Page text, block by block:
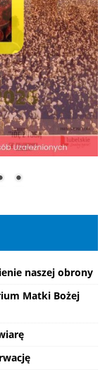
naszej obrony
Matki Bożej